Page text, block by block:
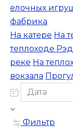
елочных
фабрика
На катере На
теплоходе
реке На
вокзала
Фильтр